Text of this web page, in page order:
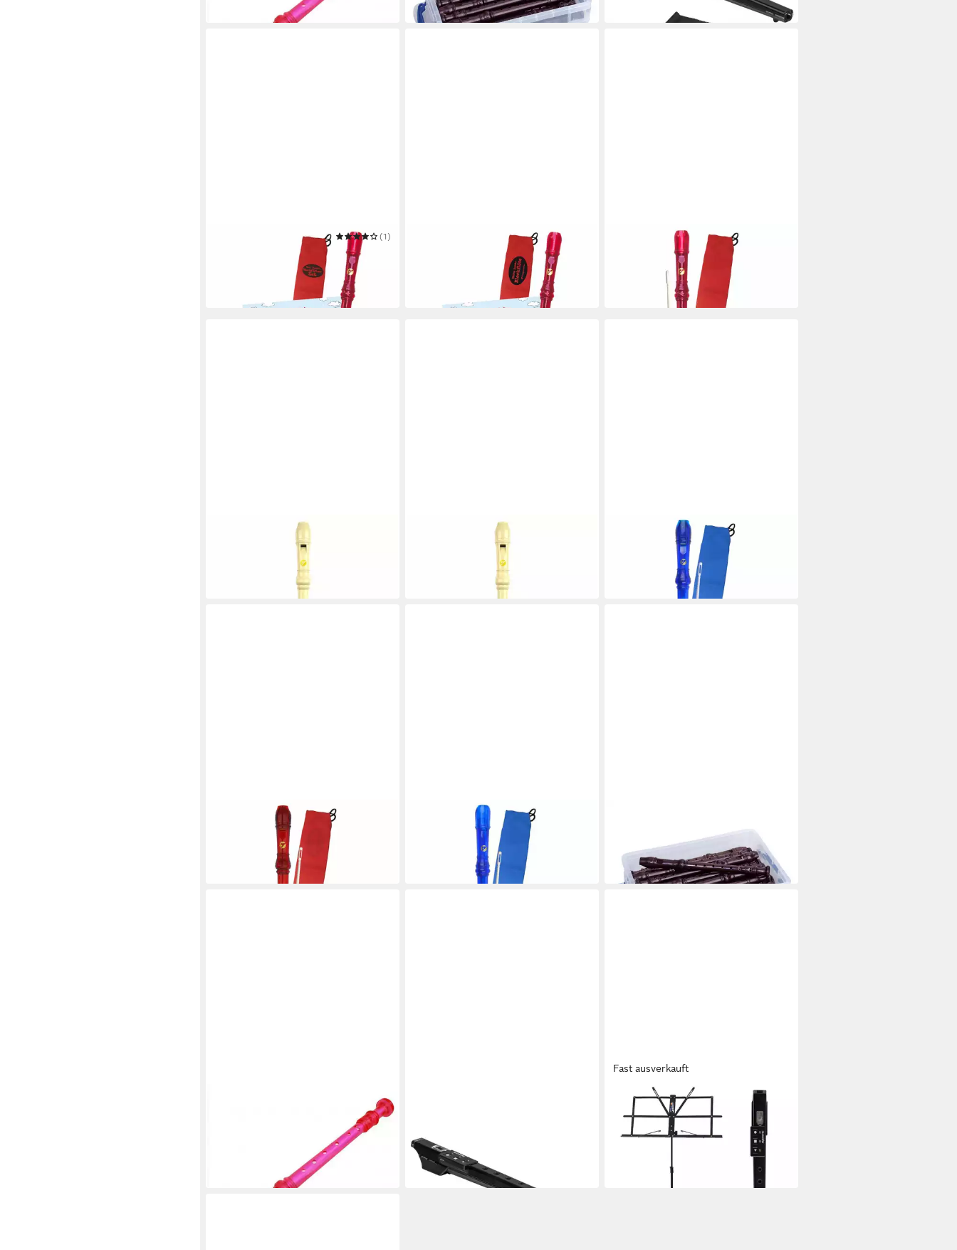
in 2-3 Werktagen bei dir
Blockflöte Voggy Das Bunte Set
(1)
in 2-3 Werktagen bei dir
Blockflöte Voggy Das Bunte Set
in 2-3 Werktagen bei dir
VOGGENREITER
Blockflöte Voggys Kunststoff,
Barocke Griffweise, Rot
in 2-3 Werktagen bei dir
Blockflöte Voggys Kunststoff,
in 2-3 Werktagen bei dir
Blockflöte Voggys Kunststoff,
Deutsche Griffweise, Weiß
in 2-3 Werktagen bei dir
VOGGENREITER
Blockflöte Voggys Kunststoff,
Deutsche Griffweise, Blau
in 2-3 Werktagen bei dir
VOGGENREITER
Blockflöte Voggys Kunststoff,
Deutsche Griffweise, Rot
in 2-3 Werktagen bei dir
VOGGENREITER
Blockflöte Voggys Holz-Kunststoff,
Barocke Griffweise, Blau
in 2-3 Werktagen bei dir
Blockflöte Gruppensatz mit 15
Kunststoff-Blockflöten
84,95 €
in 4-5 Werktagen bei dir
Sopran Neon transparent Pink
in 2-3 Werktagen bei dir
117,99 €
-34%
in 2-3 Werktagen bei dir
Fast ausverkauft
ARTINOISE
Blockflöte Re.Corder
129,99 € UVP